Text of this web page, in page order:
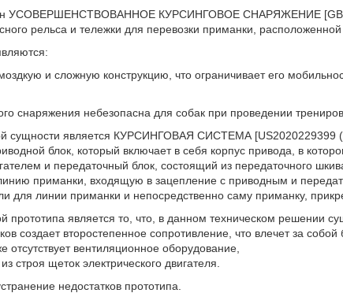
УСОВЕРШЕНСТВОВАННОЕ КУРСИНГОВОЕ СНАРЯЖЕНИЕ [GB
рельса и тележки для перевозки приманки,
и сложную конструкцию, что ограничивает его
снаряжения небезопасна для собак при проведении
сущности является КУРСИНГОВАЯ СИСТЕМА [US2020229399
блок, который включает в себя корпус привода, в
и передаточный блок, состоящий из передаточного
приманки, входящую в зацепление с приводным и
для линии приманки и непосредственно саму приманку,
прототипа является то, что, в данном техническом решении
создает второстепенное сопротивление, что влечет за
отсутствует вентиляционное оборудование,
строя щеток электрического двигателя.
недостатков прототипа.